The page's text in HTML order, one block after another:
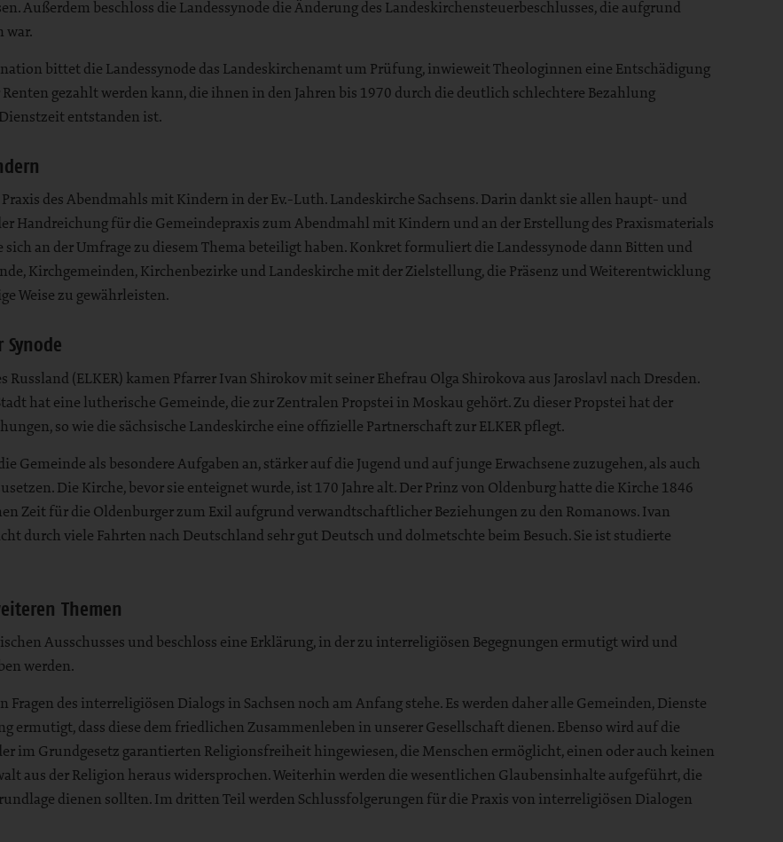
Außerdem beschloss die Landessynode die Änderung des Landeskirchensteuerbeschlusses, die aufgrund
war.
bittet die Landessynode das Landeskirchenamt um Prüfung, inwieweit Theologinnen eine Entschädigung
gezahlt werden kann, die ihnen in den Jahren bis 1970 durch die deutlich schlechtere Bezahlung
entstanden ist.
des Abendmahls mit Kindern in der Ev.-Luth. Landeskirche Sachsens. Darin dankt sie allen haupt- und
Handreichung für die Gemeindepraxis zum Abendmahl mit Kindern und an der Erstellung des Praxismaterials
an der Umfrage zu diesem Thema beteiligt haben. Konkret formuliert die Landessynode dann Bitten und
Kirchgemeinden, Kirchenbezirke und Landeskirche mit der Zielstellung, die Präsenz und Weiterentwicklung
Weise zu gewährleisten.
(ELKER) kamen Pfarrer Ivan Shirokov mit seiner Ehefrau Olga Shirokova aus Jaroslavl nach Dresden.
hat eine lutherische Gemeinde, die zur Zentralen Propstei in Moskau gehört. Zu dieser Propstei hat der
so wie die sächsische Landeskirche eine offizielle Partnerschaft zur ELKER pflegt.
Gemeinde als besondere Aufgaben an, stärker auf die Jugend und auf junge Erwachsene zuzugehen, als auch
Die Kirche, bevor sie enteignet wurde, ist 170 Jahre alt. Der Prinz von Oldenburg hatte die Kirche 1846
Zeit für die Oldenburger zum Exil aufgrund verwandtschaftlicher Beziehungen zu den Romanows. Ivan
durch viele Fahrten nach Deutschland sehr gut Deutsch und dolmetschte beim Besuch. Sie ist studierte
Themen
Ausschusses und beschloss eine Erklärung, in der zu interreligiösen Begegnungen ermutigt wird und
werden.
des interreligiösen Dialogs in Sachsen noch am Anfang stehe. Es werden daher alle Gemeinden, Dienste
ermutigt, dass diese dem friedlichen Zusammenleben in unserer Gesellschaft dienen. Ebenso wird auf die
im Grundgesetz garantierten Religionsfreiheit hingewiesen, die Menschen ermöglicht, einen oder auch keinen
aus der Religion heraus widersprochen. Weiterhin werden die wesentlichen Glaubensinhalte aufgeführt, die
dienen sollten. Im dritten Teil werden Schlussfolgerungen für die Praxis von interreligiösen Dialogen